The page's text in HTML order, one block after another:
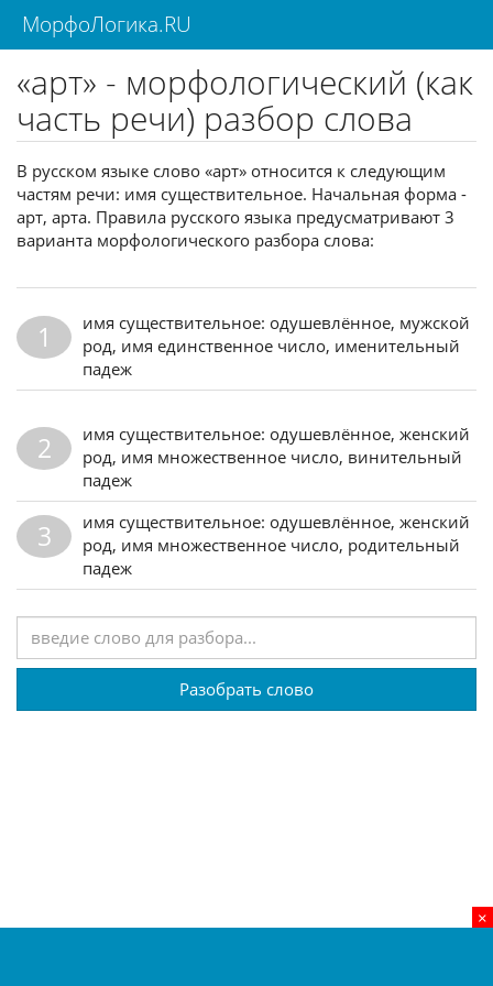
МорфоЛогика.RU
«арт» - морфологический (как
часть речи) разбор слова
×
В русском языке слово «арт» относится к следующим
частям речи: имя существительное. Начальная форма -
арт, арта. Правила русского языка предусматривают 3
варианта морфологического разбора слова:
1
имя существительное: одушевлённое, мужской
род, имя единственное число, именительный
падеж
2
имя существительное: одушевлённое, женский
род, имя множественное число, винительный
падеж
3
имя существительное: одушевлённое, женский
род, имя множественное число, родительный
падеж
Разобрать слово